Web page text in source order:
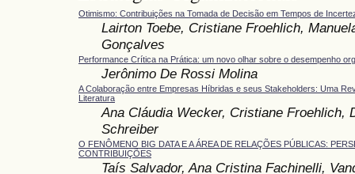
Otimismo: Contribuições na Tomada de Decisão em Tempos de
Lairton Toebe, Cristiane Froehlich,
Gonçalves
Performance Crítica na Prática: um novo olhar sobre o desempenho
Jerônimo De Rossi Molina
A Colaboração entre Empresas Híbridas e seus Stakeholders: Uma
Literatura
Ana Cláudia Wecker, Cristiane Froehlich,
Schreiber
O FENÔMENO BIG DATA E A ÁREA DE RELAÇÕES PÚBLICAS:
CONTRIBUIÇÕES
Taís Salvador, ‪Ana Cristina Fachinelli,